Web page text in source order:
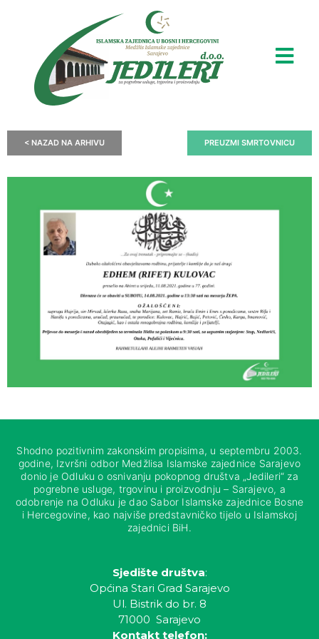
< NAZAD NA ARHIVU PREUZMI SMRTOVNICU
Shodno pozitivnim zakonskim propisima, u septembru 2003.
godine, Izvršni odbor Medžlisa Islamske zajednice Sarajevo
donio je Odluku o osnivanju pokopnog društva „Jedileri“ za
pogrebne usluge, trgovinu i proizvodnju – Sarajevo, a
odobrenje na Odluku je dao Sabor Islamske zajednice Bosne
i Hercegovine, kao najviše predstavničko tijelo u Islamskoj
zajednici BiH.
Sjedište društva:
Općina Stari Grad Sarajevo
Ul. Bistrik do br. 8
71000 Sarajevo
Kontakt telefon: